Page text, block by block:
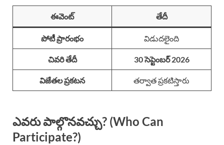
ఈవెంట్ తేదీ
పోటీ ప్రారంభం విడుదలైంది
చివరి తేదీ 30 సెప్టెంబర్ 2026
విజేతల ప్రకటన తర్వాత ప్రకటిస్తారు
ఎవరు పాల్గొనవచ్చు? (Who Can
Participate?)